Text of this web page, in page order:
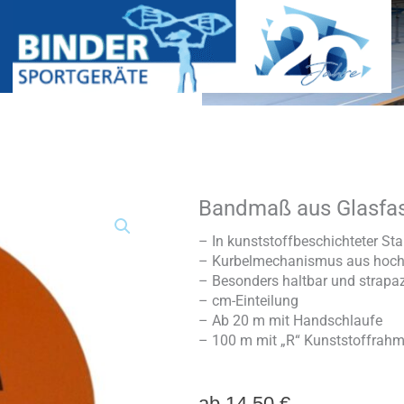
Bandmaß aus
– In kunststoffbeschichteter
– Kurbelmechanismus aus
– Besonders haltbar und
– cm-Einteilung
– Ab 20 m mit Handschlaufe
– 100 m mit „R“
Bandmaß
Glasfaser
Menge